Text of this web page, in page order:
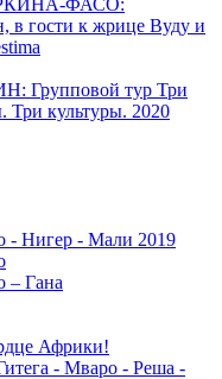
ФАСО:
в гости к жрице Вуду и
Групповой тур Три
Три культуры. 2020
- Нигер - Мали 2019
– Гана
Африки!
- Мваро - Реша -